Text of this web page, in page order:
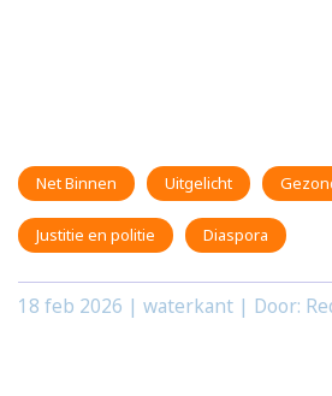
Net Binnen Uitgelicht
Justitie en politie Diaspora
18 feb 2026 | waterkant | Door: